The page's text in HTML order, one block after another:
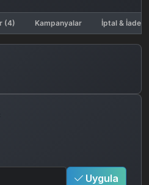
Değerlendirmeler (4) Kampanyalar İptal & İade
Uygula